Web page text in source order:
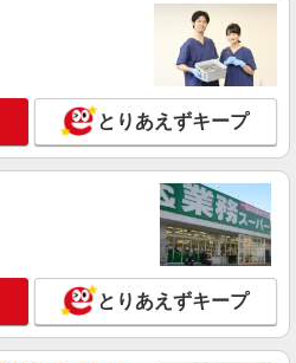
宅、グループホームなど様々な勤
ます。
時給1400〜1600円（資格・経験によ
：時給1600〜1800円（資格・経験によ
◆支払い方法 ※日
月払い対応も可能です。詳しくは面談
ださい。 ◆交通費：別途全額支給 ※
◆西鉄天神大牟田線「都府楼前駅」
府楼南駅」 ★その他、近隣に
ります！
詳細を見る
未経験でも大丈夫◎研修が手厚い有
♪
円〜2062円 ＜日払い有/週払い有/交
ガソリン代含む)＞
とりあえずキープ
とりあえずキープ